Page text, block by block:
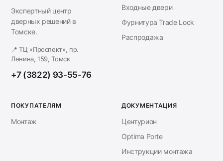
Экспертный центр
дверных решений в
Томске.
📍 ТЦ «Проспект», пр.
Ленина, 159, Томск
+7 (3822) 93-55-76
Входные двери
Фурнитура Trade Lock
Распродажа
ПОКУПАТЕЛЯМ
Монтаж
ДОКУМЕНТАЦИЯ
Центурион
Optima Porte
Инструкции монтажа